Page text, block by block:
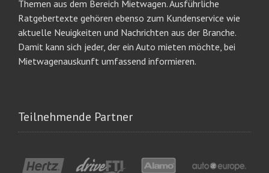
Themen aus dem Bereich Mietwagen. Ausführliche
Ratgebertexte gehören ebenso zum Kundenservice wie
aktuelle Neuigkeiten und Nachrichten aus der Branche.
Damit kann sich jeder, der ein Auto mieten möchte, bei
Mietwagenauskunft umfassend informieren.
Teilnehmende Partner